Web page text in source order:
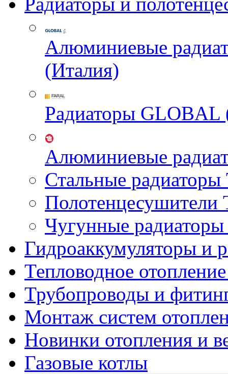
Алюминиевые
(Италия)
Радиаторы GLOBAL
Алюминиевые
Стальные
Чугунные
Гидроаккумуляторы и
Тепловодное
Трубопроводы и
Монтаж систем
Новинки отопления и
Газовые котлы